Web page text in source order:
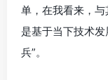
单，在我看来，
是基于当下技术
兵”。